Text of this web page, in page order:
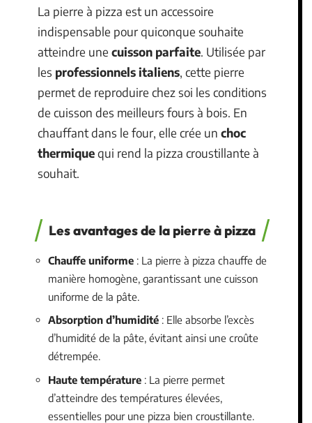
La pierre à pizza est un accessoire
indispensable pour quiconque souhaite
atteindre une cuisson parfaite. Utilisée par
les professionnels italiens, cette pierre
permet de reproduire chez soi les conditions
de cuisson des meilleurs fours à bois. En
chauffant dans le four, elle crée un choc
thermiquequi rend la pizza croustillante à
souhait.
Les avantages de la pierre à pizza
Chauffe uniforme : La pierre à pizza chauffe de
manière homogène, garantissant une cuisson
uniforme de la pâte.
Absorption d’humidité : Elle absorbe l’excès
d’humidité de la pâte, évitant ainsi une croûte
détrempée.
Haute température : La pierre permet
d’atteindre des températures élevées,
essentielles pour une pizza bien croustillante.